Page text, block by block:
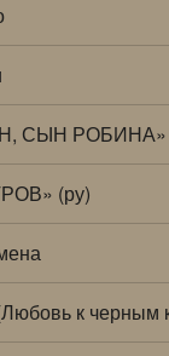
СЫН РОБИНА»
(ру)
к черным